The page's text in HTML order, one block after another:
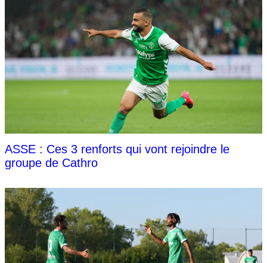
ASSE : Ces 3 renforts qui vont rejoindre le
groupe de Cathro